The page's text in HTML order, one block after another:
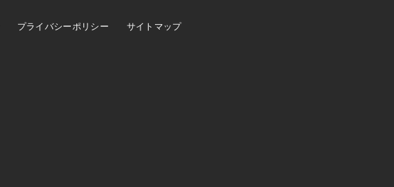
プライバシーポリシー サイトマップ